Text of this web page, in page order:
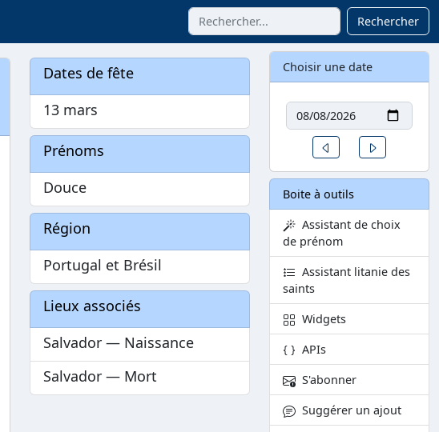
Rechercher
Dates de fête
13 mars
Prénoms
Douce
Région
Portugal et Brésil
Lieux associés
Salvador — Naissance
Salvador — Mort
Choisir une date
Date
Un jour avant
Boite à outils
Assistant de choix
de prénom
Assistant litanie des
saints
Widgets
APIs
S'abonner
Suggérer un ajout